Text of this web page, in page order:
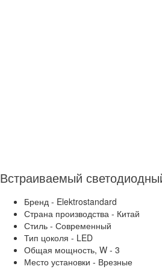
Бренд - Elektrostandard
Страна производства - Китай
Стиль - Современный
Тип цоколя - LED
Общая мощность, W - 3
Место установки - Врезные